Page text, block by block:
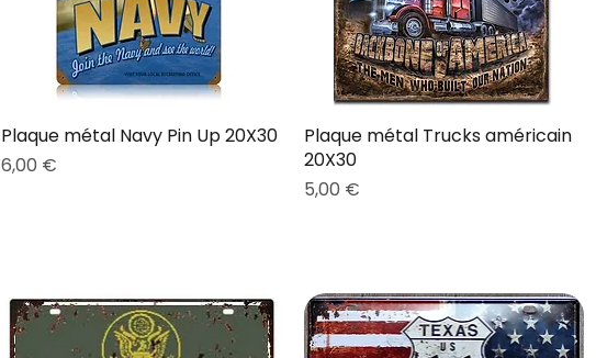
Plaque métal Navy Pin Up 20X30
Prix
6,00 €
Plaque métal Trucks américain
20X30
Prix
5,00 €